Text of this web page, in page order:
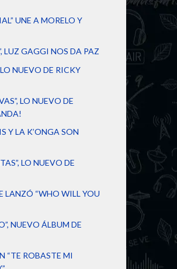
UNE A MORELO Y
LUZ GAGGI NOS DA PAZ
LO NUEVO DE RICKY
LO NUEVO DE
Y LA K’ONGA SON
LO NUEVO DE
LANZÓ “WHO WILL YOU
NUEVO ÁLBUM DE
“TE ROBASTE MI